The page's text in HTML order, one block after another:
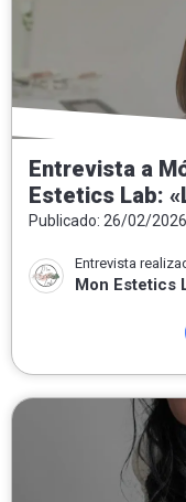
Entrevista a
Estetics Lab:
tanto por
Publicado: 26/02/2026
Entrevista
Mon Estetics